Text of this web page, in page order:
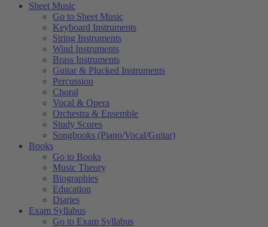
Sheet Music
Go to Sheet Music
Keyboard Instruments
String Instruments
Wind Instruments
Brass Instruments
Guitar & Plucked Instruments
Percussion
Choral
Vocal & Opera
Orchestra & Ensemble
Study Scores
Songbooks (Piano/Vocal/Guitar)
Books
Go to Books
Music Theory
Biographies
Education
Diaries
Exam Syllabus
Go to Exam Syllabus